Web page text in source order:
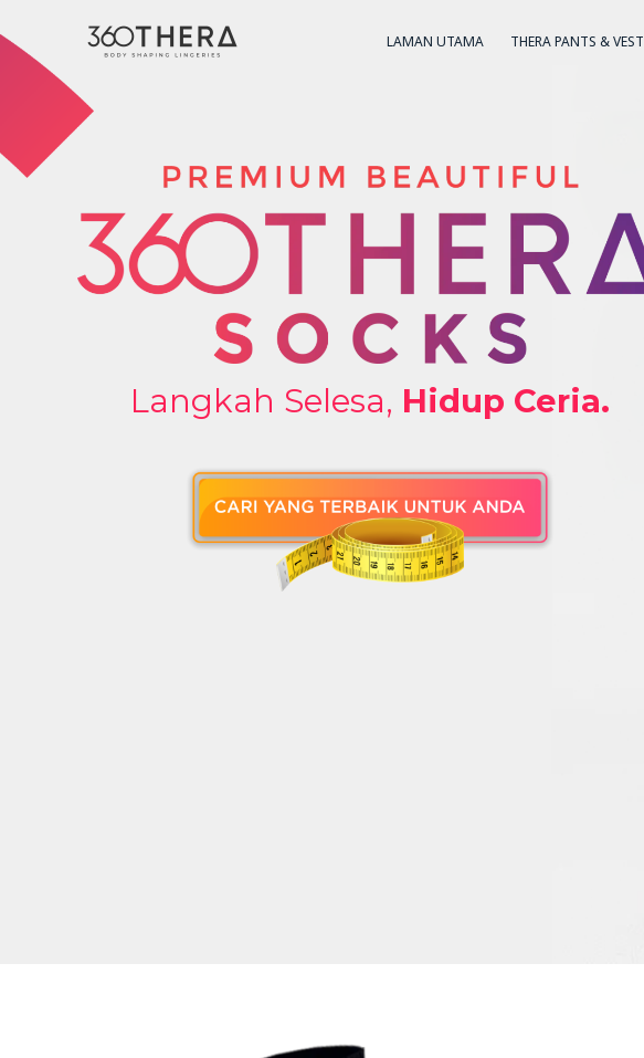
LAMAN UTAMA THERA PANTS & VEST
Langkah Selesa, Hidup Ceria.